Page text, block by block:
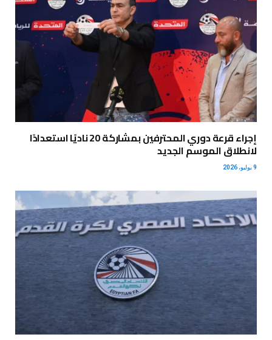
إجراء قرعة دوري المحترفين بمشاركة 20 ناديًا استعدادًا
لانطلاق الموسم الجديد
9 يوليو، 2026